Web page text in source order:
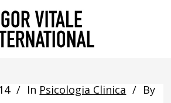
In Psicologia Clinica By